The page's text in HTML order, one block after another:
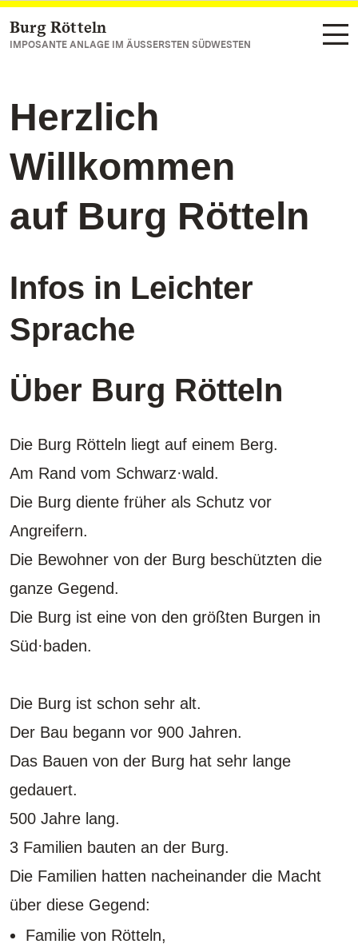
Zum Hauptinhalt springen
Burg Rötteln
IMPOSANTE ANLAGE IM ÄUSSERSTEN SÜDWESTEN
Herzlich
Willkommen
auf Burg Rötteln
Infos in Leichter
Sprache
Über Burg Rötteln
Die Burg Rötteln liegt auf einem Berg.
Am Rand vom Schwarz·wald.
Die Burg diente früher als Schutz vor
Angreifern.
Die Bewohner von der Burg beschützten die
ganze Gegend.
Die Burg ist eine von den größten Burgen in
Süd·baden.
Die Burg ist schon sehr alt.
Der Bau begann vor 900 Jahren.
Das Bauen von der Burg hat sehr lange
gedauert.
500 Jahre lang.
3 Familien bauten an der Burg.
Die Familien hatten nacheinander die Macht
über diese Gegend:
Familie von Rötteln,